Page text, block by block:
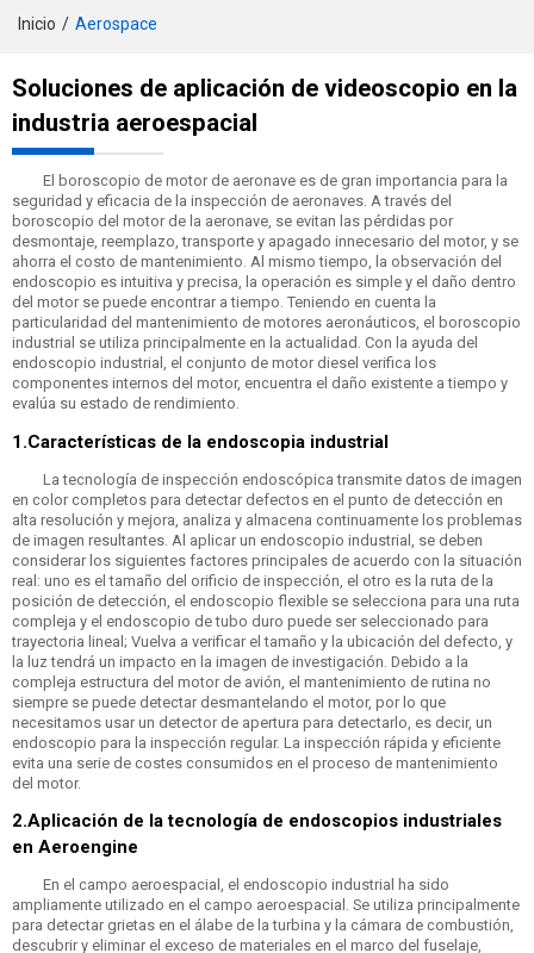
Inicio / Aerospace
Soluciones de aplicación de videoscopio en la
industria aeroespacial
El boroscopio de motor de aeronave es de gran importancia para la
seguridad y eficacia de la inspección de aeronaves. A través del
boroscopio del motor de la aeronave, se evitan las pérdidas por
desmontaje, reemplazo, transporte y apagado innecesario del motor, y se
ahorra el costo de mantenimiento. Al mismo tiempo, la observación del
endoscopio es intuitiva y precisa, la operación es simple y el daño dentro
del motor se puede encontrar a tiempo. Teniendo en cuenta la
particularidad del mantenimiento de motores aeronáuticos, el boroscopio
industrial se utiliza principalmente en la actualidad. Con la ayuda del
endoscopio industrial, el conjunto de motor diesel verifica los
componentes internos del motor, encuentra el daño existente a tiempo y
evalúa su estado de rendimiento.
1.Características de la endoscopia industrial
La tecnología de inspección endoscópica transmite datos de imagen
en color completos para detectar defectos en el punto de detección en
alta resolución y mejora, analiza y almacena continuamente los problemas
de imagen resultantes. Al aplicar un endoscopio industrial, se deben
considerar los siguientes factores principales de acuerdo con la situación
real: uno es el tamaño del orificio de inspección, el otro es la ruta de la
posición de detección, el endoscopio flexible se selecciona para una ruta
compleja y el endoscopio de tubo duro puede ser seleccionado para
trayectoria lineal; Vuelva a verificar el tamaño y la ubicación del defecto, y
la luz tendrá un impacto en la imagen de investigación. Debido a la
compleja estructura del motor de avión, el mantenimiento de rutina no
siempre se puede detectar desmantelando el motor, por lo que
necesitamos usar un detector de apertura para detectarlo, es decir, un
endoscopio para la inspección regular. La inspección rápida y eficiente
evita una serie de costes consumidos en el proceso de mantenimiento
del motor.
2.Aplicación de la tecnología de endoscopios industriales
en Aeroengine
En el campo aeroespacial, el endoscopio industrial ha sido
ampliamente utilizado en el campo aeroespacial. Se utiliza principalmente
para detectar grietas en el álabe de la turbina y la cámara de combustión,
descubrir y eliminar el exceso de materiales en el marco del fuselaje,